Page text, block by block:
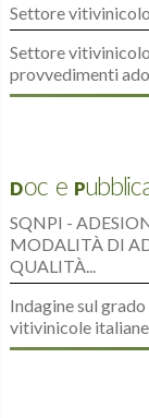
Settore
Settore
provvedimenti
Doc e
SQNPI -
MODALITÀ DI
QUALITÀ...
Indagine sul
vitivinicole italiane